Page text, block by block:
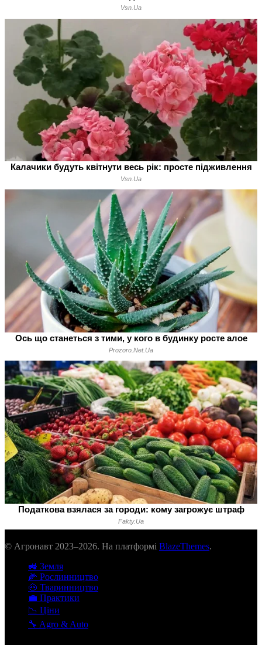
© Агронавт 2023–2026. На платформі BlazeThemes.
🚜 Земля
🌽 Рослинництво
🐽 Тваринництво
💼 Практики
📉 Ціни
🔧 Agro & Auto